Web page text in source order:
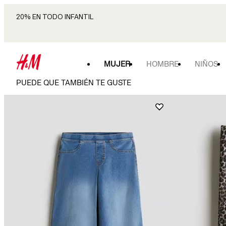
20% EN TODO INFANTIL
MUJER HOMBRE NIÑOS
PUEDE QUE TAMBIÉN TE GUSTE